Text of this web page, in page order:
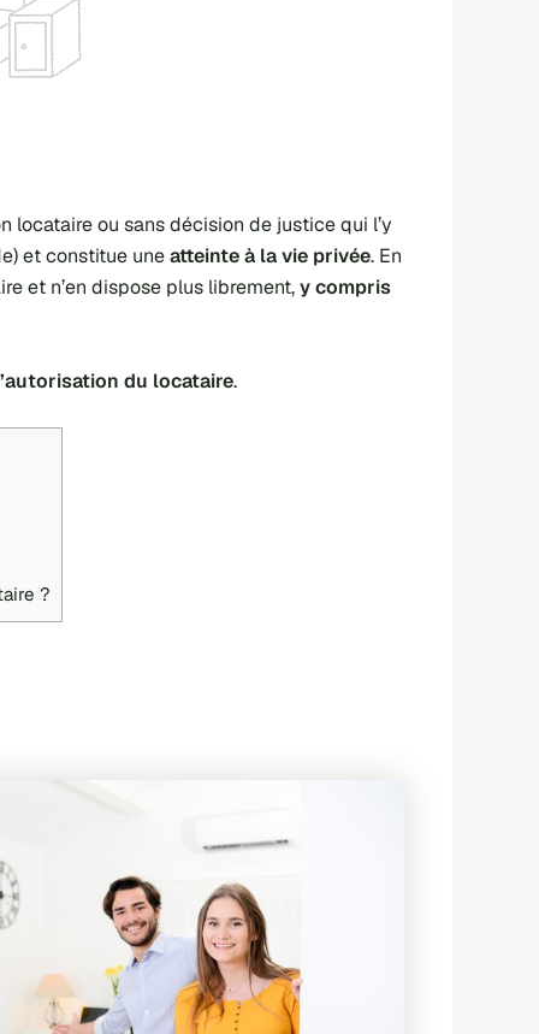
locataire ou sans décision de justice qui l’y
et constitue uneatteinte à la vie privée. En
et n’en dispose plus librement,y compris
du locataire.
?